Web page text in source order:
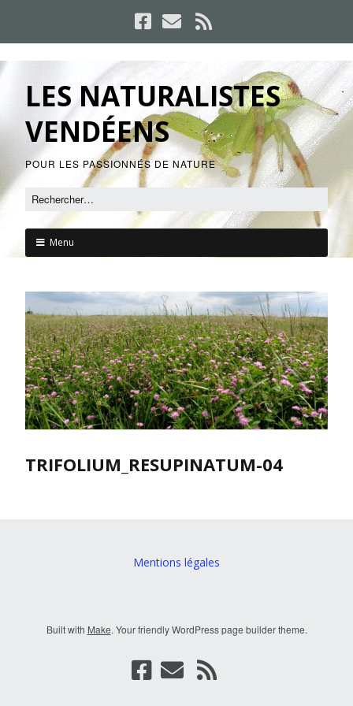
LES NATURALISTES
VENDÉENS
POUR LES PASSIONNÉS DE NATURE
Menu
TRIFOLIUM_RESUPINATUM-04
Mentions légales
Built with Make. Your friendly WordPress page builder theme.